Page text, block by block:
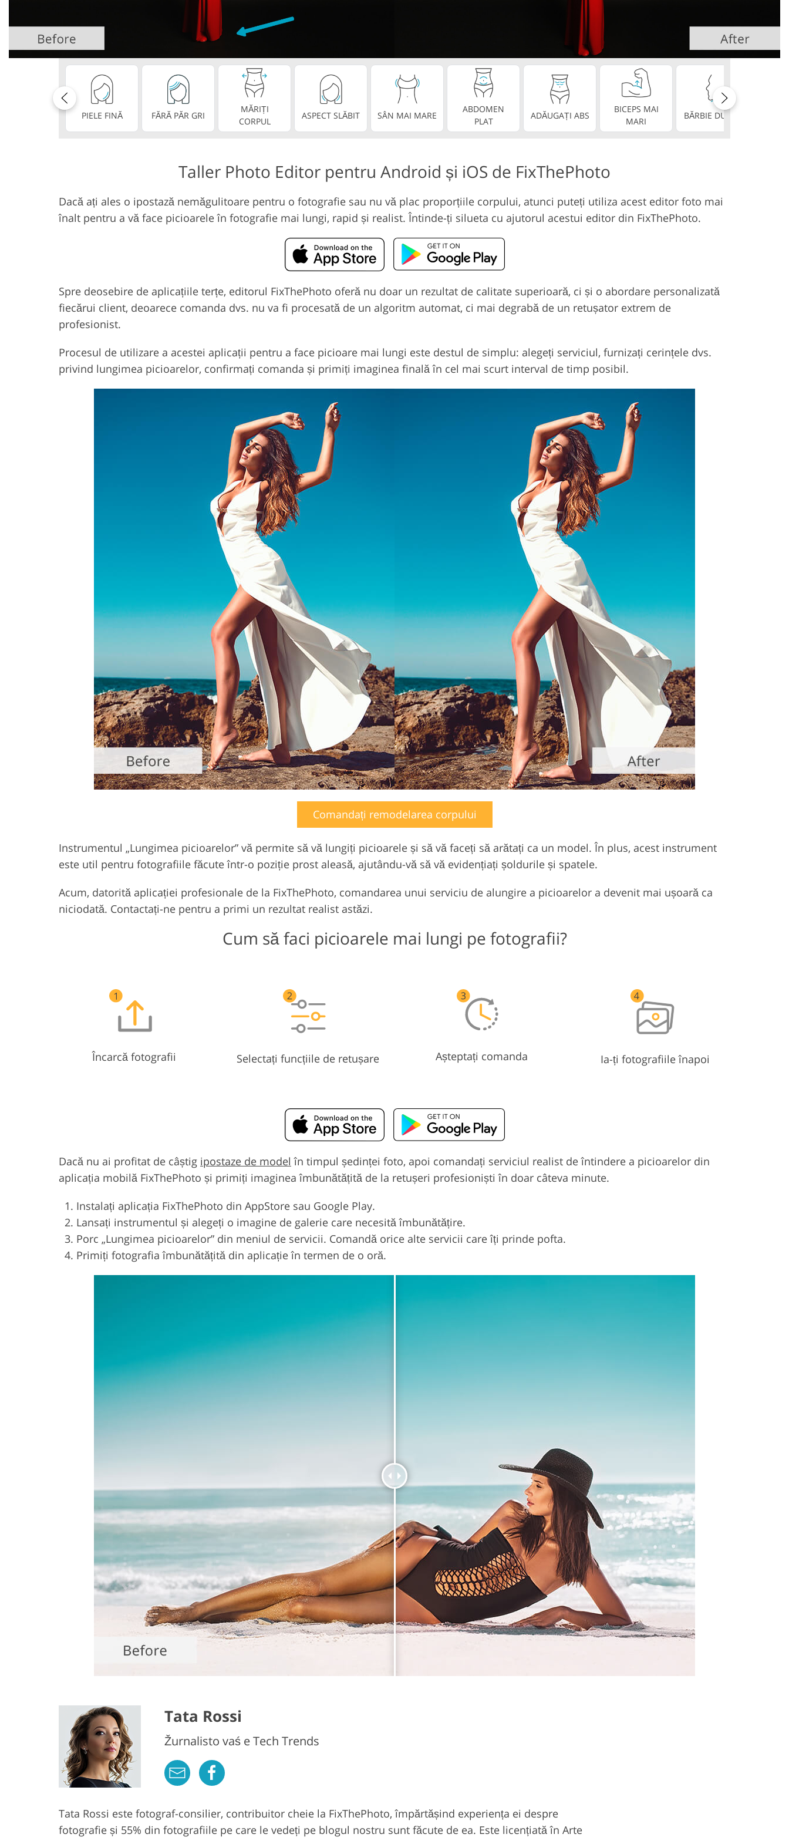
Bijuterii Retușând Servicii
PIELE FINĂ FĂRĂ PĂR GRI
MĂRIȚI
CORPUL
ASPECT SLĂBIT SÂN MAI MARE
ABDOMEN
PLAT
ADĂUGAȚI ABS
BICEPS MAI
MARI
BĂRBIE DUBLĂ
Taller Photo Editor pentru Android și iOS de FixThePhoto
Dacă ați ales o ipostază nemăgulitoare pentru o fotografie sau nu vă plac proporțiile corpului, atunci puteți utiliza acest editor foto mai
înalt pentru a vă face picioarele în fotografie mai lungi, rapid și realist. Întinde-ți silueta cu ajutorul acestui editor din FixThePhoto.
Spre deosebire de aplicațiile terțe, editorul FixThePhoto oferă nu doar un rezultat de calitate superioară, ci și o abordare personalizată
fiecărui client, deoarece comanda dvs. nu va fi procesată de un algoritm automat, ci mai degrabă de un retușator extrem de
profesionist.
Procesul de utilizare a acestei aplicații pentru a face picioare mai lungi este destul de simplu: alegeți serviciul, furnizați cerințele dvs.
privind lungimea picioarelor, confirmați comanda și primiți imaginea finală în cel mai scurt interval de timp posibil.
Comandați remodelarea corpului
Instrumentul „Lungimea picioarelor” vă permite să vă lungiți picioarele și să vă faceți să arătați ca un model. În plus, acest instrument
este util pentru fotografiile făcute într-o poziție prost aleasă, ajutându-vă să vă evidențiați șoldurile și spatele.
Acum, datorită aplicației profesionale de la FixThePhoto, comandarea unui serviciu de alungire a picioarelor a devenit mai ușoară ca
niciodată. Contactați-ne pentru a primi un rezultat realist astăzi.
Cum să faci picioarele mai lungi pe fotografii?
Încarcă fotografii Selectați funcțiile de retușare Așteptați comanda Ia-ți fotografiile înapoi
Dacă nu ai profitat de câștig ipostaze de model în timpul ședinței foto, apoi comandați serviciul realist de întindere a picioarelor din
aplicația mobilă FixThePhoto și primiți imaginea îmbunătățită de la retușeri profesioniști în doar câteva minute.
Instalați aplicația FixThePhoto din AppStore sau Google Play.
Lansați instrumentul și alegeți o imagine de galerie care necesită îmbunătățire.
Porc „Lungimea picioarelor” din meniul de servicii. Comandă orice alte servicii care îți prinde pofta.
Primiți fotografia îmbunătățită din aplicație în termen de o oră.
Tata Rossi
Žurnalisto vaś e Tech Trends
Tata Rossi este fotograf-consilier, contribuitor cheie la FixThePhoto, împărtășind experiența ei despre
fotografie și 55% din fotografiile pe care le vedeți pe blogul nostru sunt făcute de ea. Este licențiată în Arte